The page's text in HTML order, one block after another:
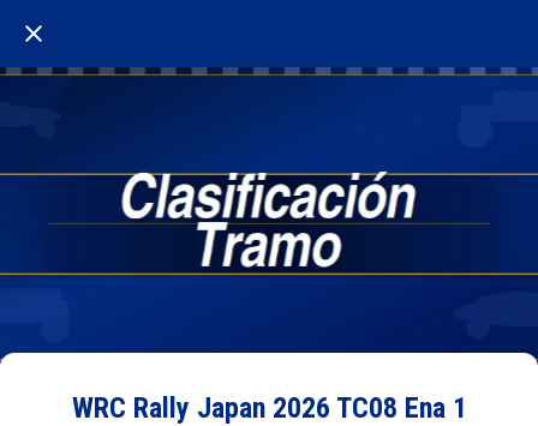
WRC Rally Japan 2026 TC08 Ena 1